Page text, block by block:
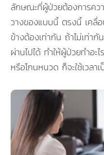
ลักษณะที่ผู้ป่วยต้องการคว
วางของแบบนี้ ตรงนี้ เคลื่
ข้างต้องเท่ากัน ถ้าไม่เท่า
ผ่านไปได้ ทำให้ผู้ป่วยทำอะ
หรือโกนหนวด ก็จะใช้เวลา